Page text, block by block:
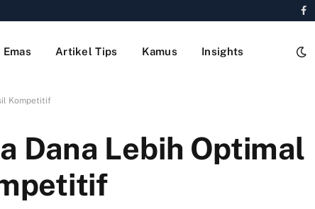
Artikel Tips Kamus Insights
Kompetitif
Dana Lebih Optimal